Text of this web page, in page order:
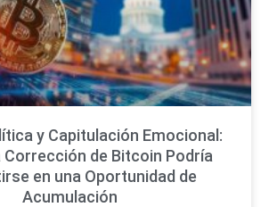
y Capitulación Emocional:
Corrección de Bitcoin Podría
en una Oportunidad de
Acumulación